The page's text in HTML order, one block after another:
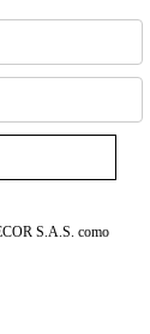
S.A.S. como